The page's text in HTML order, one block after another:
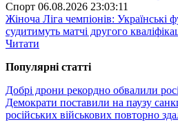
Спорт 06.08.2026 23:03:11
Жіноча Ліга чемпіонів: Українські
судитимуть матчі другого
Читати
Популярнi статтi
Добрі дрони рекордно обвалили
Демократи поставили на паузу
російських військових повторно